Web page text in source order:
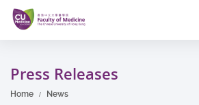
Skip
main
content
Press Releases
Home News